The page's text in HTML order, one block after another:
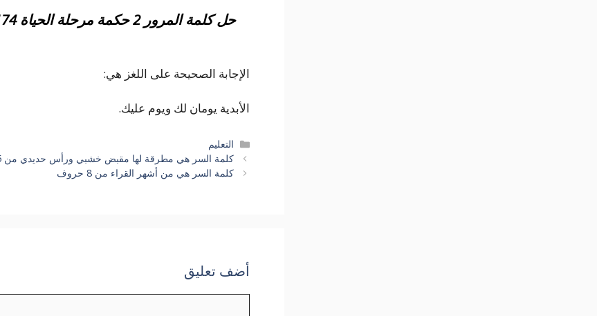
حل كلمة المرور 2 حكمة مرحلة الحياة 174
الإجابة الصحيحة على اللغز هي:
الأبدية يومان لك ويوم عليك.
التصنيفات
التعليم
كلمة السر هي مطرقة لها مقبض خشبي ورأس حديدي من 5 حروف
كلمة السر هي من أشهر القراء من 8 حروف
أضف تعليق